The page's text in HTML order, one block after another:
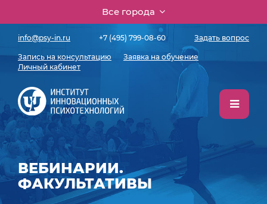
Все города
info@psy-in.ru +7 (495) 799-08-60 Задать вопрос
Запись на консультацию
Заявка на обучение
Личный кабинет
ВЕБИНАРИИ.
ФАКУЛЬТАТИВЫ